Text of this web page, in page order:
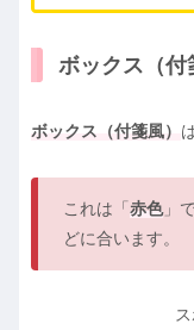
ボックス（付
ボックス（付箋風）
これは「赤色」
どに合います。